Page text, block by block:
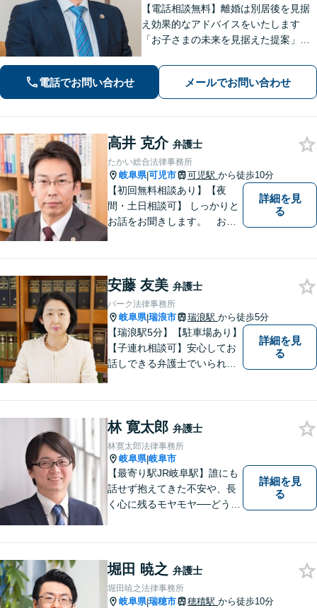
【電話相談無料】離婚は別居後を見据
え効果的なアドバイスをいたします
「お子さまの未来を見据えた提案」遺
ください【岐阜駅3分】他業種との連携
で不動産トラブルを回避【休日・夜間
面談可】【ビデオ面談あり】
電話でお問い合わせ メールでお問い合わせ
高井 克介 弁護士
たかい総合法律事務所
岐阜県|可児市 可児駅 から徒歩10分
【初回無料相談あり】【夜
間・土日相談可】 しっかりと
お話をお聞きします。 お気
詳細を見
る
安藤 友美 弁護士
パーク法律事務所
岐阜県|瑞浪市 瑞浪駅 から徒歩5分
【瑞浪駅5分】【駐車場あり】
【子連れ相談可】安心してお
話しできる弁護士でいられる
ます。より良い解決ができる
ようサポートしたいと考えて
おります。
詳細を見
る
林 寛太郎 弁護士
林寛太郎法律事務所
岐阜県|岐阜市
【最寄り駅JR岐阜駅】誰にも
話せず抱えてきた不安や、長
く心に残るモヤモヤ──どうぞ
一緒に見つけていきます。
【丁寧なヒアリング】【地域
密着型の法律事務所】
詳細を見
る
堀田 暁之 弁護士
堀田暁之法律事務所
岐阜県|瑞穂市 穂積駅 から徒歩10分